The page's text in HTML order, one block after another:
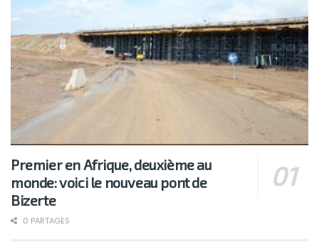
Premier en Afrique, deuxième au
monde: voici le nouveau pont de
Bizerte
0 PARTAGES